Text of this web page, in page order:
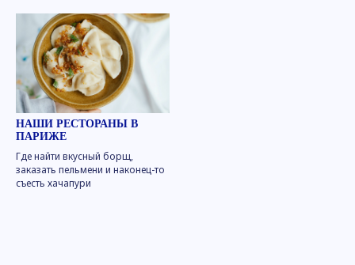
НАШИ РЕСТОРАНЫ В
ПАРИЖЕ
Где найти вкусный борщ,
заказать пельмени и наконец-то
съесть хачапури